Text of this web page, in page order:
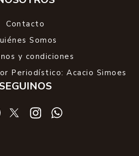
Contacto
Somos
y condiciones
Periodístico: Acacio Simoes